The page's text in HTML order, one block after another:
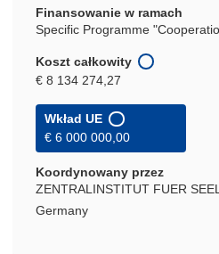
Finansowanie w ramach
Specific Programme
Koszt całkowity
€ 8 134 274,27
Wkład UE
€ 6 000 000,00
Koordynowany przez
ZENTRALINSTITUT FUER
Germany